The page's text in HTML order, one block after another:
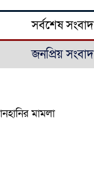
সর্বশেষ সংবাদ
জনপ্রিয় সংবাদ
মামলা